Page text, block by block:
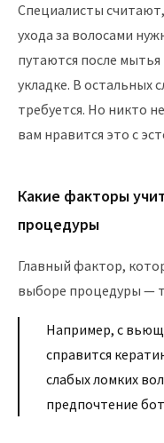
Специалисты
ухода за волосами
путаются после
укладке. В остальных
требуется. Но никто
вам нравится это с
Какие факторы
процедуры
Главный фактор,
выборе процедуры —
Например, с
справится
слабых ломких
предпочтение